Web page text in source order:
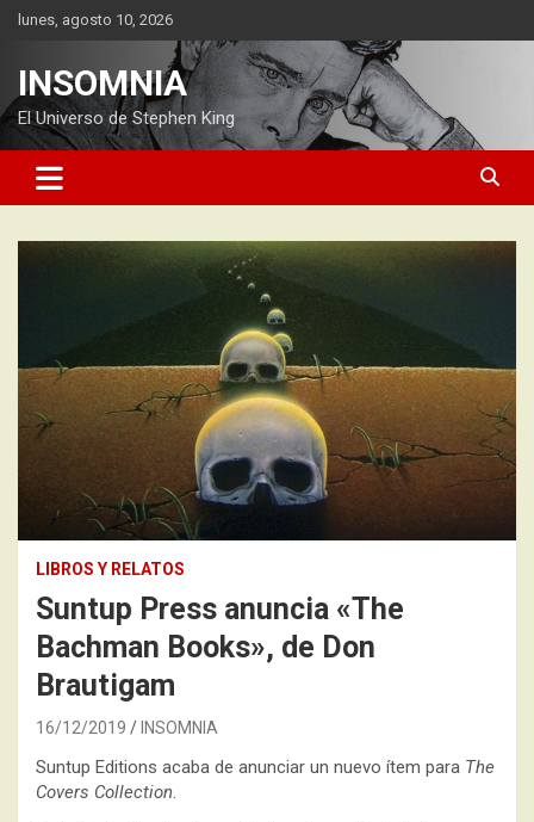
Saltarlunes, agosto 10, 2026
INSOMNIA
El Universo de Stephen King
LIBROS Y RELATOS
Suntup Press anuncia «The
Bachman Books», de Don
Brautigam
16/12/2019 INSOMNIA
Suntup Editions acaba de anunciar un nuevo ítem para The
Covers Collection.